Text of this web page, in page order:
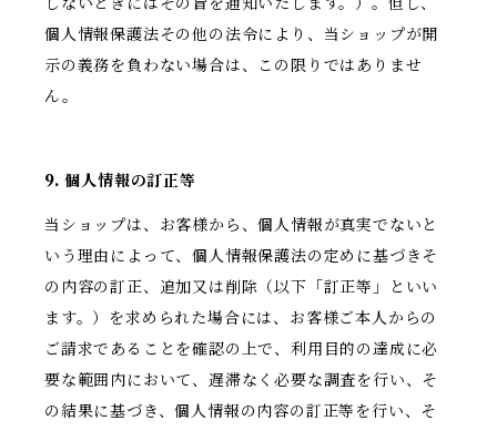
個人情報保護法その他の法令により、当ショップが開
示の義務を負わない場合は、この限りではありませ
ん。
9. 個人情報の訂正等
当ショップは、お客様から、個人情報が真実でないと
いう理由によって、個人情報保護法の定めに基づきそ
の内容の訂正、追加又は削除（以下「訂正等」といい
ます。）を求められた場合には、お客様ご本人からの
ご請求であることを確認の上で、利用目的の達成に必
要な範囲内において、遅滞なく必要な調査を行い、そ
の結果に基づき、個人情報の内容の訂正等を行い、そ